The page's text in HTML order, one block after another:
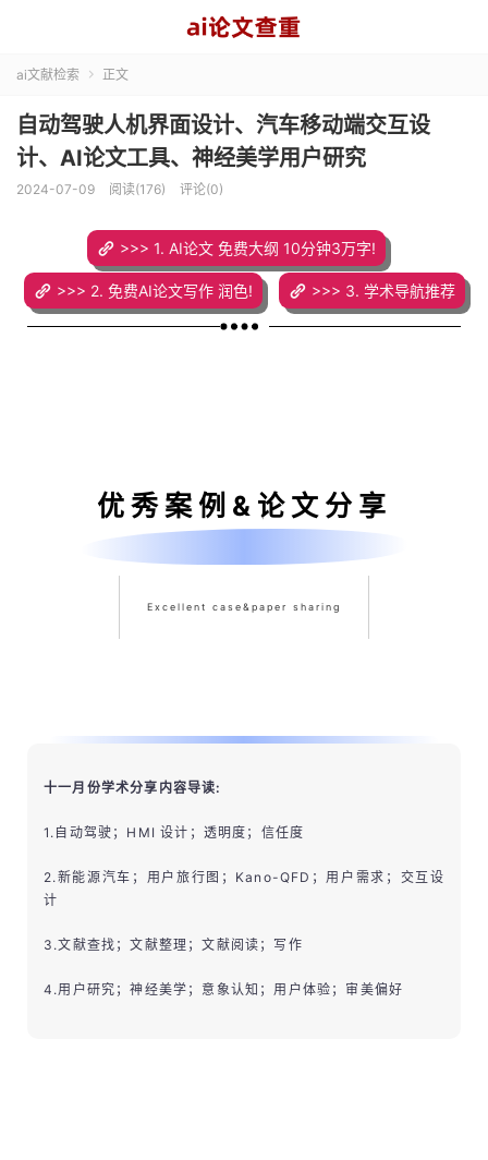
ai文献检索  正文
自动驾驶人机界面设计、汽车移动端交互设
计、AI论文工具、神经美学用户研究
2024-07-09 阅读(176) 评论(0)
>>> 1. AI论文 免费大纲 10分钟3万字!
>>> 2. 免费AI论文写作 润色! >>> 3. 学术导航推荐
优秀案例&论文分享
Excellent case&paper sharing
十一月份学术分享内容导读:
1.自动驾驶；HMI 设计；透明度；信任度
2.新能源汽车；用户旅行图；Kano-QFD；用户需求；交互设
计
3.文献查找；文献整理；文献阅读；写作
4.用户研究；神经美学；意象认知；用户体验；审美偏好